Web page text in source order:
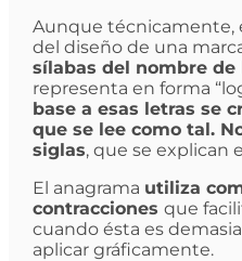
Aunque técnicamente,
del diseño de una
sílabas del nombre de
representa en forma
base a esas letras se
que se lee como tal.
siglas, que se explican
El anagrama utiliza
contracciones que
cuando ésta es
aplicar gráficamente.